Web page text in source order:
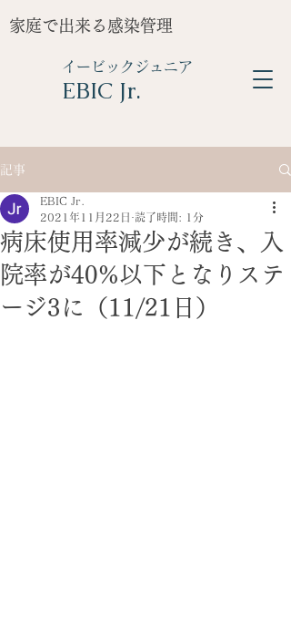
家庭で出来る感染管理
イービックジュニア
​EBIC Jr.
記事
病床使用率減少が続き、入
院率が40%以下となりステ
ージ3に（11/21日）
EBIC Jr.
2021年11月22日
読了時間: 1分